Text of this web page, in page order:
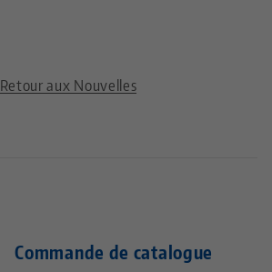
Retour aux Nouvelles
Commande de catalogue